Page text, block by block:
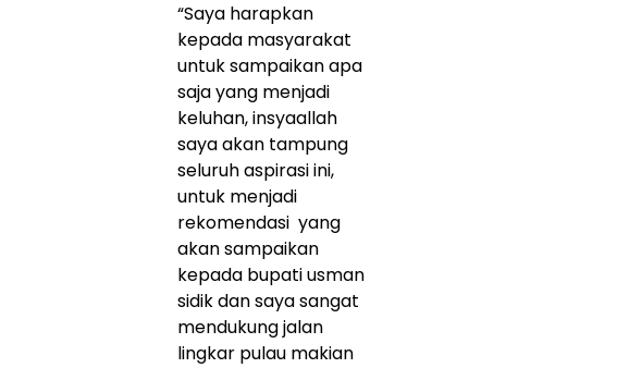
“Saya harapkan
kepada masyarakat
untuk sampaikan apa
saja yang menjadi
keluhan, insyaallah
saya akan tampung
seluruh aspirasi ini,
untuk menjadi
rekomendasi yang
akan sampaikan
kepada bupati usman
sidik dan saya sangat
mendukung jalan
lingkar pulau makian